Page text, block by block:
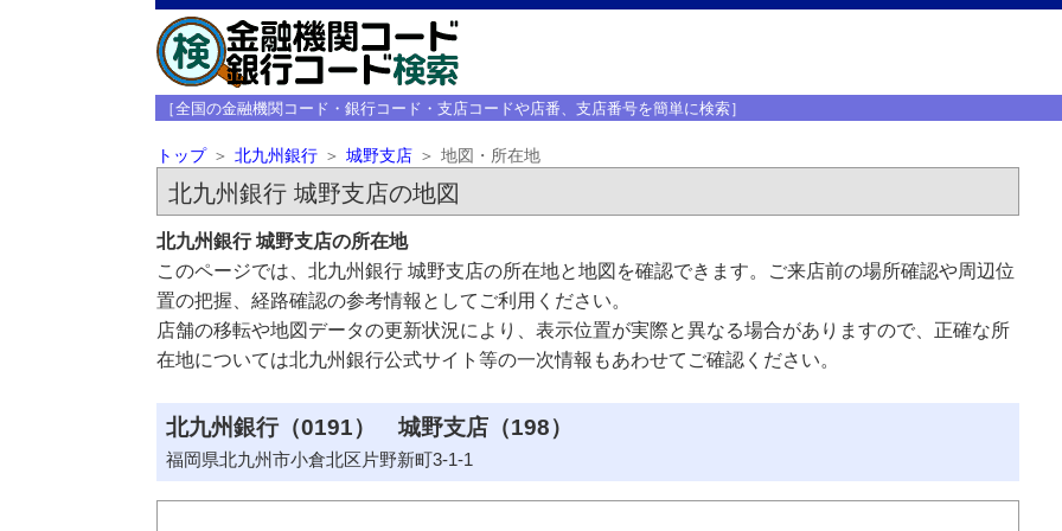
［全国の金融機関コード・銀行コード・支店コードや店番、支店番号を簡単に検索］
トップ 北九州銀行 城野支店 地図・所在地
北九州銀行 城野支店の地図
北九州銀行 城野支店の所在地
このページでは、北九州銀行 城野支店の所在地と地図を確認できます。ご来店前の場所確認や周辺位
置の把握、経路確認の参考情報としてご利用ください。
店舗の移転や地図データの更新状況により、表示位置が実際と異なる場合がありますので、正確な所
在地については北九州銀行公式サイト等の一次情報もあわせてご確認ください。
北九州銀行（0191） 城野支店（198）
福岡県北九州市小倉北区片野新町3-1-1